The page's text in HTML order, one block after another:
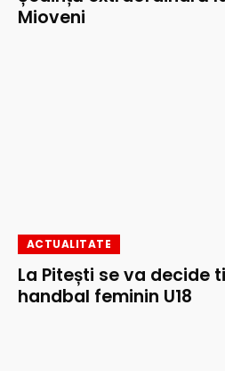
Mioveni
ACTUALITATE
La Pitești se va decide
handbal feminin U18